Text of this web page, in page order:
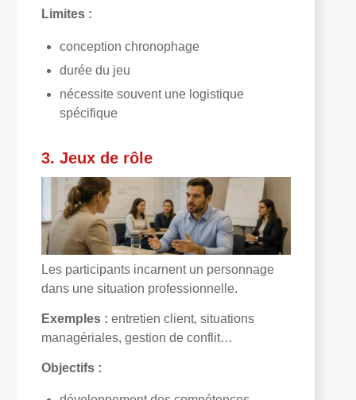
Limites :
conception chronophage
durée du jeu
nécessite souvent une logistique
spécifique
3. Jeux de rôle
Les participants incarnent un personnage
dans une situation professionnelle.
Exemples : entretien client, situations
managériales, gestion de conflit…
Objectifs :